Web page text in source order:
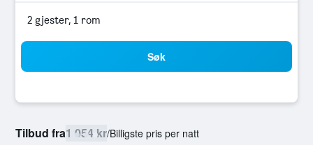
2 gjester, 1 rom
Søk
Tilbud fra1 054 kr/Billigste pris per natt